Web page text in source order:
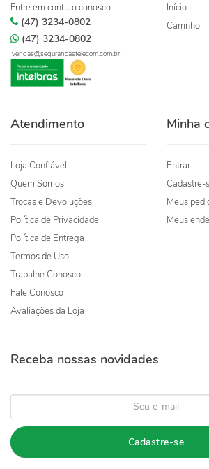
Entre em contato conosco
(47) 3234-0802
(47) 3234-0802
vendas@segurancaetelecom.com.br
Início
Carrinho
Atendimento
Loja Confiável
Quem Somos
Trocas e Devoluções
Política de Privacidade
Política de Entrega
Termos de Uso
Trabalhe Conosco
Fale Conosco
Avaliações da Loja
Minha
Entrar
Cadastre-
Meus
Meus
Receba nossas novidades
Cadastre-se